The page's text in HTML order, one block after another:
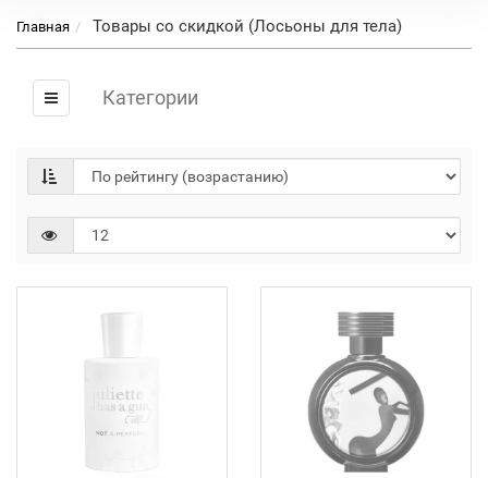
Главная Товары со скидкой (Лосьоны для тела)
Категории